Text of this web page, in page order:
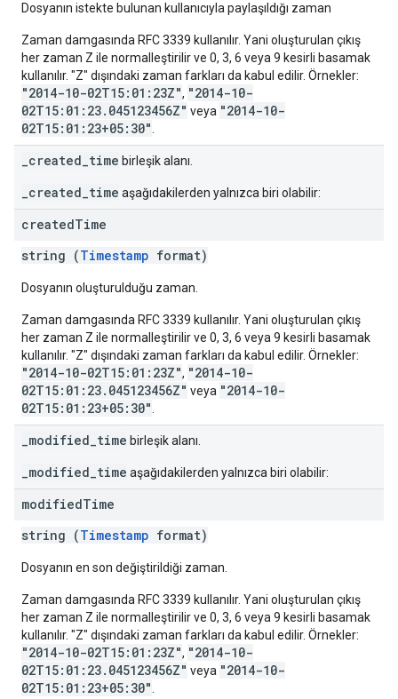
Dosyanın istekte bulunan kullanıcıyla paylaşıldığı zaman
Zaman damgasında RFC 3339 kullanılır. Yani oluşturulan çıkış
her zaman Z ile normalleştirilir ve 0, 3, 6 veya 9 kesirli basamak
kullanılır. "Z" dışındaki zaman farkları da kabul edilir. Örnekler:
"2014-10-02T15:01:23Z", "2014-10-
02T15:01:23.045123456Z" veya "2014-10-
02T15:01:23+05:30"
_created_time birleşik alanı.
_created_time aşağıdakilerden yalnızca biri olabilir:
createdTime
string (Timestamp format)
Dosyanın oluşturulduğu zaman.
Zaman damgasında RFC 3339 kullanılır. Yani oluşturulan çıkış
her zaman Z ile normalleştirilir ve 0, 3, 6 veya 9 kesirli basamak
kullanılır. "Z" dışındaki zaman farkları da kabul edilir. Örnekler:
"2014-10-02T15:01:23Z", "2014-10-
02T15:01:23.045123456Z" veya "2014-10-
02T15:01:23+05:30"
_modified_time birleşik alanı.
_modified_time aşağıdakilerden yalnızca biri olabilir:
modifiedTime
string (Timestamp format)
Dosyanın en son değiştirildiği zaman.
Zaman damgasında RFC 3339 kullanılır. Yani oluşturulan çıkış
her zaman Z ile normalleştirilir ve 0, 3, 6 veya 9 kesirli basamak
kullanılır. "Z" dışındaki zaman farkları da kabul edilir. Örnekler:
"2014-10-02T15:01:23Z", "2014-10-
02T15:01:23.045123456Z" veya "2014-10-
02T15:01:23+05:30"